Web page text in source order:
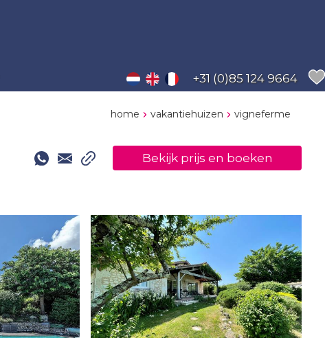
+31 (0)85 124 9664
home vakantiehuizen vigneferme
Bekijk prijs en boeken